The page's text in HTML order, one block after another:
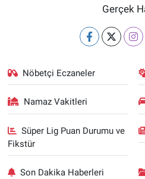
Gerçek
Nöbetçi Eczaneler
Namaz Vakitleri
Süper Lig Puan Durumu ve
Fikstür
Son Dakika Haberleri